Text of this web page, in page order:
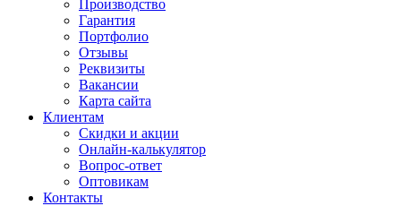
Производство
Гарантия
Портфолио
Отзывы
Реквизиты
Вакансии
Карта сайта
Клиентам
Скидки и акции
Онлайн-калькулятор
Вопрос-ответ
Оптовикам
Контакты